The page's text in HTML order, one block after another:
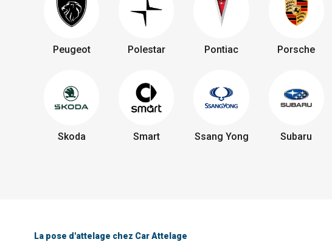
Peugeot Polestar Pontiac Porsche
Skoda Smart Ssang Yong Subaru
La pose d'attelage chez Car Attelage